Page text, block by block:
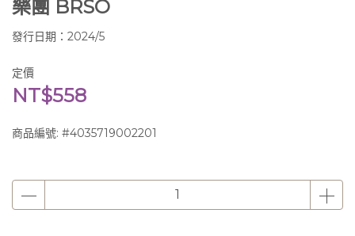
樂團 BRSO
發行日期：2024/5
定價
NT$558
商品編號: #4035719002201